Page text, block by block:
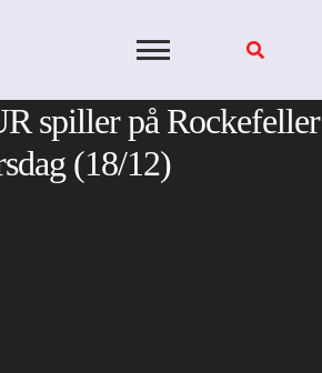
spiller på Rockefeller
(18/12)